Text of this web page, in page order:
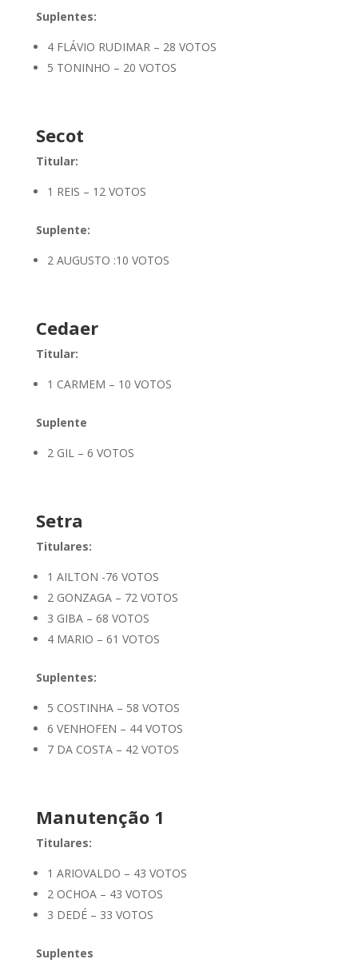
Suplentes:
4 FLÁVIO RUDIMAR – 28 VOTOS
5 TONINHO – 20 VOTOS
Secot
Titular:
1 REIS – 12 VOTOS
Suplente:
2 AUGUSTO :10 VOTOS
Cedaer
Titular:
1 CARMEM – 10 VOTOS
Suplente
2 GIL – 6 VOTOS
Setra
Titulares:
1 AILTON -76 VOTOS
2 GONZAGA – 72 VOTOS
3 GIBA – 68 VOTOS
4 MARIO – 61 VOTOS
Suplentes:
5 COSTINHA – 58 VOTOS
6 VENHOFEN – 44 VOTOS
7 DA COSTA – 42 VOTOS
Manutenção 1
Titulares:
1 ARIOVALDO – 43 VOTOS
2 OCHOA – 43 VOTOS
3 DEDÉ – 33 VOTOS
Suplentes